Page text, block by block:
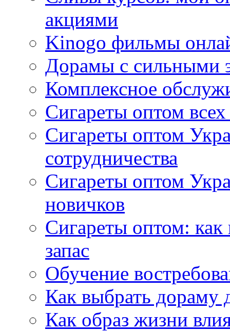
акциями
Kinogo фильмы
Дорамы с сильными
Комплексное
Сигареты оптом
Сигареты оптом
сотрудничества
Сигареты оптом
новичков
Сигареты оптом:
запас
Обучение
Как выбрать дораму
Как образ жизни